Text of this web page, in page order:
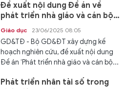
Đề xuất nội dung Đề án về
phát triển nhà giáo và cán bộ
quản lý giáo dục mầm non
Giáo dục 23/06/2025 08:05
GD&TĐ - Bộ GD&ĐT xây dựng kế
hoạch nghiên cứu, đề xuất nội dung
Đề án ‘Phát triển nhà giáo và cán bộ...
Phát triển nhân tài số trong